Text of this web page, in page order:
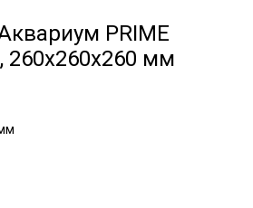
PRIME
260х260х260 мм